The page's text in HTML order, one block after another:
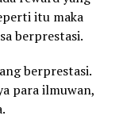
itu maka
berprestasi.
berprestasi.
para ilmuwan,